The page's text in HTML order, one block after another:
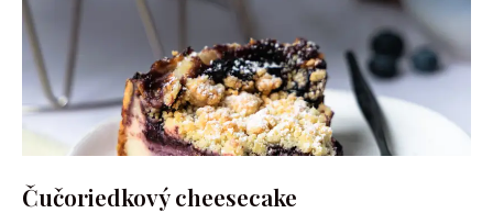
Čučoriedkový cheesecake